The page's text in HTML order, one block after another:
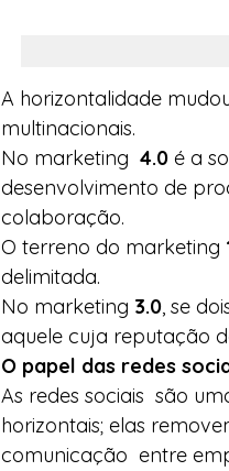
A horizontalidade
multinacionais.
No marketing 4.0 é a
desenvolvimento de
colaboração.
O terreno do marketing
delimitada.
No marketing 3.0, se
aquele cuja reputação
O papel das redes
As redes sociais  são
horizontais; elas
comunicação  entre